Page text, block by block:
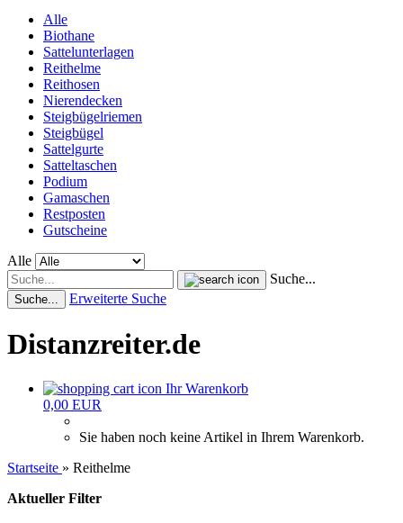
Alle
Biothane
Sattelunterlagen
Reithelme
Reithosen
Nierendecken
Steigbügelriemen
Steigbügel
Sattelgurte
Satteltaschen
Podium
Gamaschen
Restposten
Gutscheine
Alle
Suche...
Suche... Erweiterte Suche
Distanzreiter.de
Ihr Warenkorb
0,00 EUR
Sie haben noch keine Artikel in Ihrem Warenkorb.
Startseite » Reithelme
Aktueller Filter